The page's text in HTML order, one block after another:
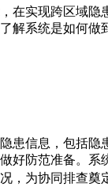
在实现跨区域隐
解系统是如何做
患信息，包括隐
好防范准备。系
，为协同排查奠